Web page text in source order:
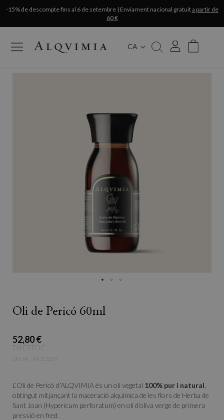
-15% de descompte fins al 6 de setembre | Enviament nacional gratuïta partir de
60 €
CA
My Cart
Oli de Pericó 60ml
52,80 €
EN ESTOC
AF30209
L’Oli de Pericó d’ALQVIMIA és un oli vegetal 100% pur i natural
obtingut mitjançant la maceració alquímica de les flors de Herba de
Sant Joan (Hypericum perforatum) en oli d’oliva verge de primera
pressió en fred.